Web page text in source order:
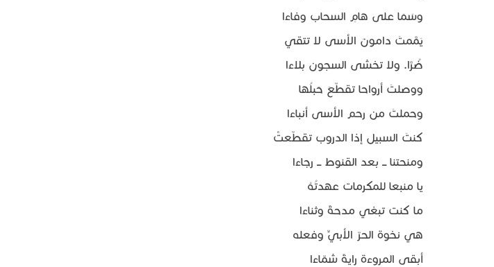
وسَمَا على هامِ السحاب وفاءا
يَمَّمتَ دامونَ الأسى لا تتقي
ضُرَّا. ولا تخشى السجون بلاءا
ووصلتَ أرواحا تقطّعَ حَبلُها
وحملتَ من رحم الأسى أنباءا
كنتَ السبيل إذا الدروب تقطّعتْ
ومنحتنا ـــ بعد القنوط ـــ رجاءا
يا منبعا للمكرمات عهدتُهُ
ما كنت تبغي مدحةً وثناءا
هي نخوة الحرّ الأبيٍّ وفعله
أبقى المروءة رايةً شمّاءا